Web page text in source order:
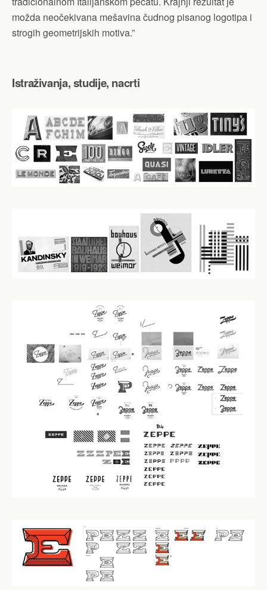
možda neočekivana mešavina čudnog pisanog logotipa i
strogih geometrijskih motiva.”
Istraživanja, studije, nacrti